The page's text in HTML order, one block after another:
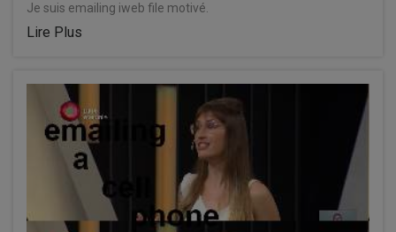
Je suis emailing iweb file motivé.
Lire Plus